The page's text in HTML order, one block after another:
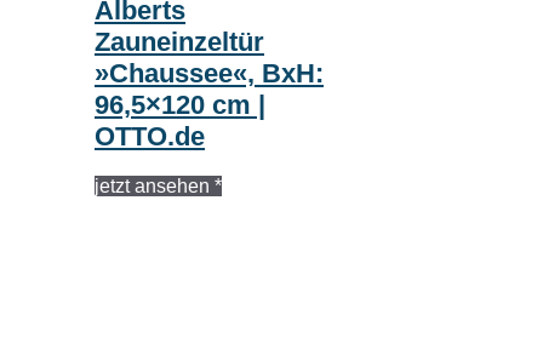
Alberts
Zauneinzeltür
»Chaussee«, BxH:
96,5×120 cm |
OTTO.de
jetzt ansehen *